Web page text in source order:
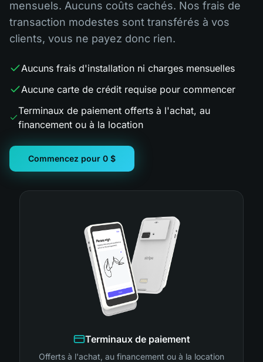
mensuels. Aucuns coûts cachés. Nos frais de
transaction modestes sont transférés à vos
clients, vous ne payez donc rien.
Aucuns frais d'installation ni charges mensuelles
Aucune carte de crédit requise pour commencer
Terminaux de paiement offerts à l'achat, au
financement ou à la location
Commencez pour 0 $
Terminaux de paiement
Offerts à l'achat, au financement ou à la location